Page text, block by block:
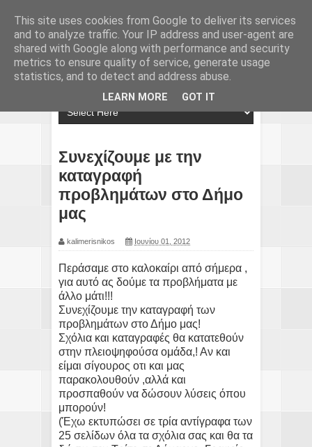
Συνεχίζουμε με την
καταγραφή
προβλημάτων στο Δήμο
μας
kalimerisnikos Ιουνίου 01, 2012
Περάσαμε στο καλοκαίρι από σήμερα ,
για αυτό ας δούμε τα προβλήματα με
άλλο μάτι!!!
Συνεχίζουμε την καταγραφή των
προβλημάτων στο Δήμο μας!
Σχόλια και καταγραφές θα κατατεθούν
στην πλειοψηφούσα ομάδα,! Αν και
είμαι σίγουρος οτι και μας
παρακολουθούν ,αλλά και
προσπαθούν να δώσουν λύσεις όπου
μπορούν!
(Έχω εκτυπώσει σε τρία αντίγραφα των
25 σελίδων όλα τα σχόλια σας και θα τα
This site uses cookies from Google to deliver its services
and to analyze traffic. Your IP address and user-agent are
shared with Google along with performance and security
metrics to ensure quality of service, generate usage
statistics, and to detect and address abuse.
LEARN MORE GOT IT